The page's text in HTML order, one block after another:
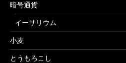
暗号通貨
イーサリウム
小麦
とうもろこし